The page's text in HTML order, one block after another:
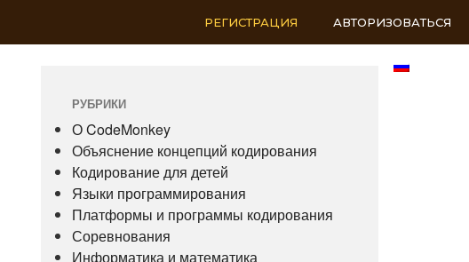
РЕГИСТРАЦИЯ АВТОРИЗОВАТЬСЯ
РУБРИКИ
О CodeMonkey
Объяснение концепций кодирования
Кодирование для детей
Языки программирования
Платформы и программы кодирования
Соревнования
Информатика и математика